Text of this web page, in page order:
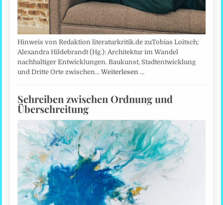
Hinweis von Redaktion literaturkritik.de zuTobias Loitsch;
Alexandra Hildebrandt (Hg.): Architektur im Wandel
nachhaltiger Entwicklungen. Baukunst, Stadtentwicklung
und Dritte Orte zwischen…Weiterlesen …
Schreiben zwischen Ordnung und
Überschreitung